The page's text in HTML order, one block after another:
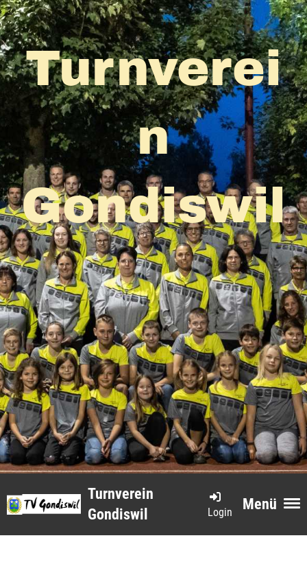
Turnverei
n
Gondiswil
Menü
Login
Turnverein
Gondiswil